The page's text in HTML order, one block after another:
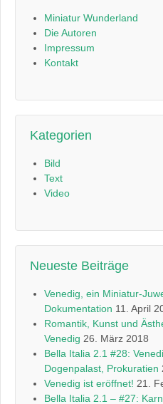
Miniatur Wunderland
Die Autoren
Impressum
Kontakt
Kategorien
Bild
Text
Video
Neueste Beiträge
Venedig, ein Miniatur-
Dokumentation 11. April
Romantik, Kunst und
Venedig 26. März 2018
Bella Italia 2.1 #28:
Dogenpalast, Prokuratien
Venedig ist eröffnet! 21.
Bella Italia 2.1 – #27: